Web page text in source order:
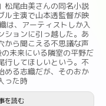
松尾由美さんの同名小説
ル主演で山本透監督が映
は、アーティストしか入
ションに引っ越した。あ
から聞こえる不思議な声
未来にいる隣室の平野だ
行してほしいという。不
める志織だが、そのおか
った時
を読む